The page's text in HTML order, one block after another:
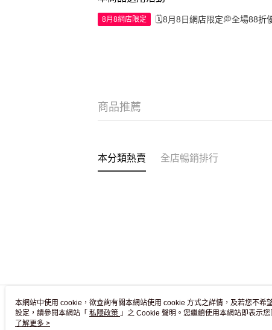
8月8網店限定 🗓️8月8日網店限定💭全場88折
商品推薦
本分類熱賣 全店暢銷排行
關於我們
本網站中使用 cookie，欲查詢有關本網站使用 cookie 方式之詳情，及若您不希
設定，請參閱本網站「 私隱政策 」之 Cookie 聲明。您繼續使用本網站即表示
用 cookie。
了解更多 >